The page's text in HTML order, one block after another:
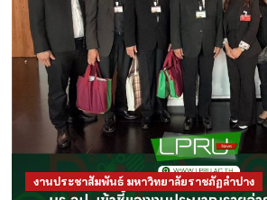
งานประชาสัมพันธ์ มหาวิทยาลัยราชภัฏลำปาง